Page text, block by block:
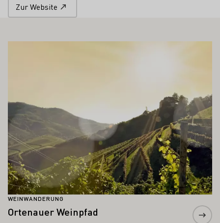
Zur Website
INTERESSIEREN
WEINWANDERUNG
Ortenauer Weinpfad